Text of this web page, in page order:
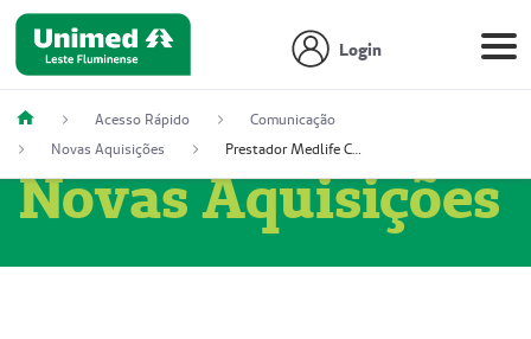
Login
Acesso Rápido
Comunicação
Novas Aquisições
Prestador Medlife Consultas e Diagnósticos (51004334-2)
Novas Aquisições